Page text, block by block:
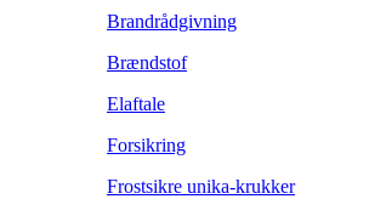
Brandrådgivning
Brændstof
Elaftale
Forsikring
Frostsikre unika-krukker